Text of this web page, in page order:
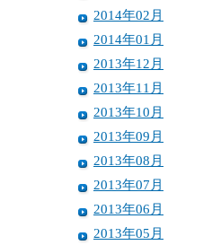
2014年02月
2014年01月
2013年12月
2013年11月
2013年10月
2013年09月
2013年08月
2013年07月
2013年06月
2013年05月